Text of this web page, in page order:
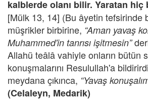
kalblerde olanı bilir. Yaratan hiç
[Mülk 13, 14] (Bu âyetin tefsirinde
müşrikler birbirine, “Aman yavaş
Muhammed'in tanrısı işitmesin”
Allahü teâlâ vahiyle onların bütün
konuşmalarını Resulullah'a
meydana çıkınca, “Yavaş
(Celaleyn, Medarik)